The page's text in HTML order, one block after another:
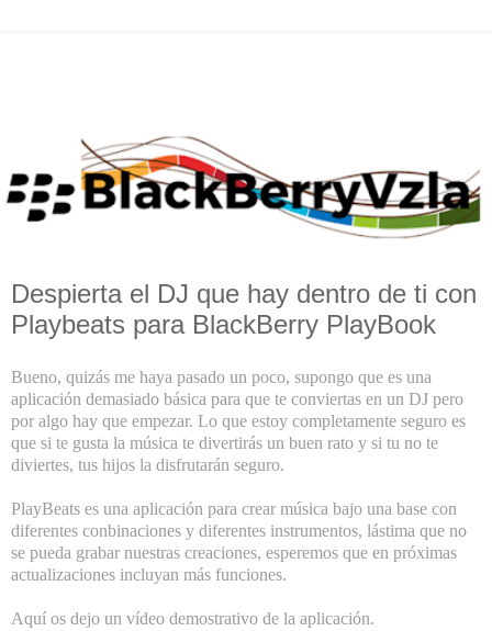
Despierta el DJ que hay dentro de ti con
Playbeats para BlackBerry PlayBook
Bueno, quizás me haya pasado un poco, supongo que es una
aplicación demasiado básica para que te conviertas en un DJ pero
por algo hay que empezar. Lo que estoy completamente seguro es
que si te gusta la música te divertirás un buen rato y si tu no te
diviertes, tus hijos la disfrutarán seguro.
PlayBeats es una aplicación para crear música bajo una base con
diferentes conbinaciones y diferentes instrumentos, lástima que no
se pueda grabar nuestras creaciones, esperemos que en próximas
actualizaciones incluyan más funciones.
Aquí os dejo un vídeo demostrativo de la aplicación.